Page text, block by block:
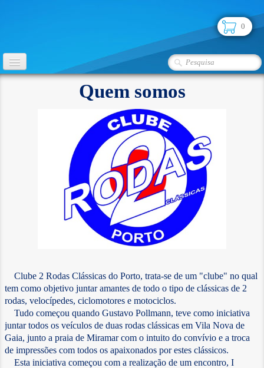
0
INÍCIO
INSCRIÇÃO
Quem somos
Clube 2 Rodas Clássicas do Porto, trata-se de um "clube" no qual
tem como objetivo juntar amantes de todo o tipo de clássicas de 2
rodas, velocípedes, ciclomotores e motociclos.
Tudo começou quando Gustavo Pollmann, teve como iniciativa
juntar todos os veículos de duas rodas clássicas em Vila Nova de
Gaia, junto a praia de Miramar com o intuito do convívio e a troca
de impressões com todos os apaixonados por estes clássicos.
Esta iniciativa começou com a realização de um encontro, I